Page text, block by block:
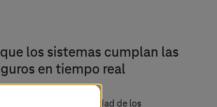
los sistemas cumplan las
en tiempo real
de 360° de la seguridad de los